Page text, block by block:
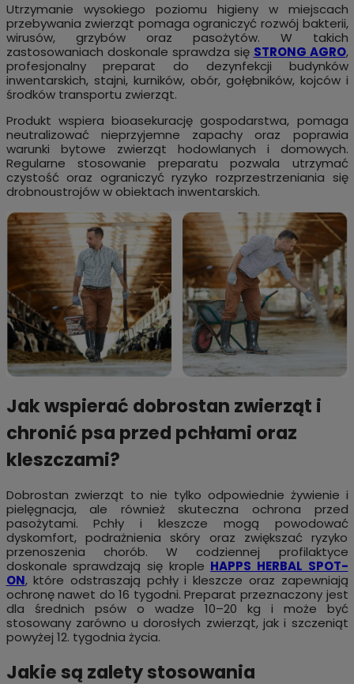
Utrzymanie wysokiego poziomu higieny w miejscach
przebywania zwierząt pomaga ograniczyć rozwój bakterii,
wirusów, grzybów oraz pasożytów. W takich
zastosowaniach doskonale sprawdza się STRONG AGRO,
profesjonalny preparat do dezynfekcji budynków
inwentarskich, stajni, kurników, obór, gołębników, kojców i
środków transportu zwierząt.
Produkt wspiera bioasekurację gospodarstwa, pomaga
neutralizować nieprzyjemne zapachy oraz poprawia
warunki bytowe zwierząt hodowlanych i domowych.
Regularne stosowanie preparatu pozwala utrzymać
czystość oraz ograniczyć ryzyko rozprzestrzeniania się
drobnoustrojów w obiektach inwentarskich.
Jak wspierać dobrostan zwierząt i
chronić psa przed pchłami oraz
kleszczami?
Dobrostan zwierząt to nie tylko odpowiednie żywienie i
pielęgnacja, ale również skuteczna ochrona przed
pasożytami. Pchły i kleszcze mogą powodować
dyskomfort, podrażnienia skóry oraz zwiększać ryzyko
przenoszenia chorób. W codziennej profilaktyce
doskonale sprawdzają się krople HAPPS HERBAL SPOT-
ON, które odstraszają pchły i kleszcze oraz zapewniają
ochronę nawet do 16 tygodni. Preparat przeznaczony jest
dla średnich psów o wadze 10–20 kg i może być
stosowany zarówno u dorosłych zwierząt, jak i szczeniąt
powyżej 12. tygodnia życia.
Jakie są zalety stosowania